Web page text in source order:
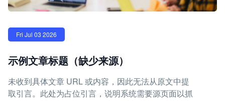
Fri Jul 03 2026
示例文章标题（缺少来源）
未收到具体文章 URL 或内容，因此无法从原文中提
取引言。此处为占位引言，说明系统需要源页面以抓